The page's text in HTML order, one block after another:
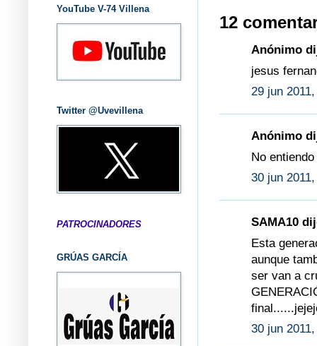
12
Anónimo
jesus
29 jun
Anónimo
No
30 jun
SAMA10
Esta
aunque
ser van a
30 jun
YouTube V-74 Villena
Twitter @Uvevillena
PATROCINADORES
GRÚAS GARCÍA